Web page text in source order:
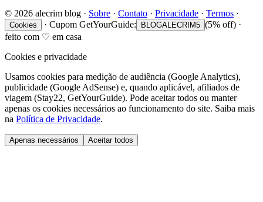
© 2026 alecrim blog · Sobre · Contato · Privacidade · Termos ·
Cookies · Cupom GetYourGuide: BLOGALECRIM5 (5% off) ·
feito com ♡ em casa
Cookies e privacidade
Usamos cookies para medição de audiência (Google Analytics),
publicidade (Google AdSense) e, quando aplicável, afiliados de
viagem (Stay22, GetYourGuide). Pode aceitar todos ou manter
apenas os cookies necessários ao funcionamento do site. Saiba mais
na Política de Privacidade.
Apenas necessários Aceitar todos